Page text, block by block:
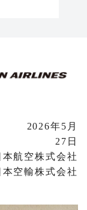
月
27日
本航空株式会社
本空輸株式会社